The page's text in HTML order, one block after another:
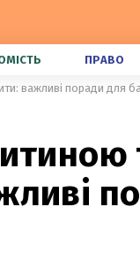
ПРАВО
важливі поради для